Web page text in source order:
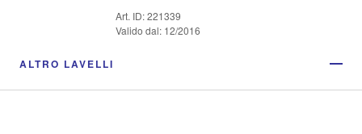
Art. ID: 221339
Valido dal: 12/2016
ALTRO LAVELLI